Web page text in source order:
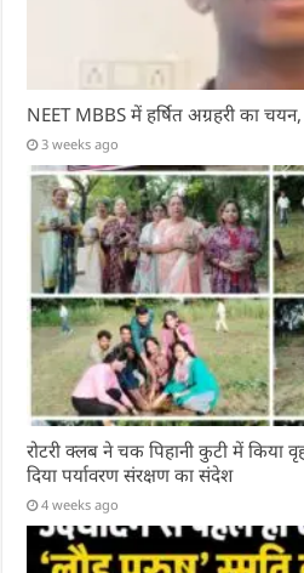
NEET MBBS में हर्षित अग्रहरी का
3 weeks ago
रोटरी क्लब ने चक पिहानी कुटी में किया
दिया पर्यावरण संरक्षण का संदेश
4 weeks ago